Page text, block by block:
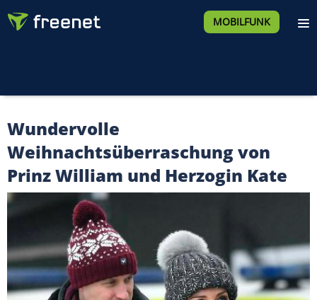
MOBILFUNK
Wundervolle
Weihnachtsüberraschung von
Prinz William und Herzogin Kate